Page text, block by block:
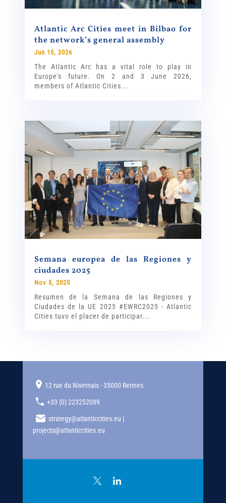
Atlantic Arc Cities meet in Bilbao for
the network’s general assembly
Jun 15, 2026
The Atlantic Arc has a vital role to play in
Europe's future. On 2 and 3 June 2026,
members of Atlantic Cities...
Semana europea de las Regiones y
ciudades 2025
Nov 5, 2025
Resumen de la Semana de las Regiones y
Ciudades de la UE 2025 #EWRC2025 - Atlantic
Cities tuvo el placer de participar...
12 rue du Nivernais - 35000 Rennes
+33 (0) 223252089
strategy@atlanticcities.eu |
projects@atlanticcities.eu